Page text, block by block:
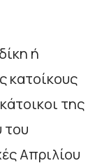
ή
κατοίκους
της
του
Απριλίου